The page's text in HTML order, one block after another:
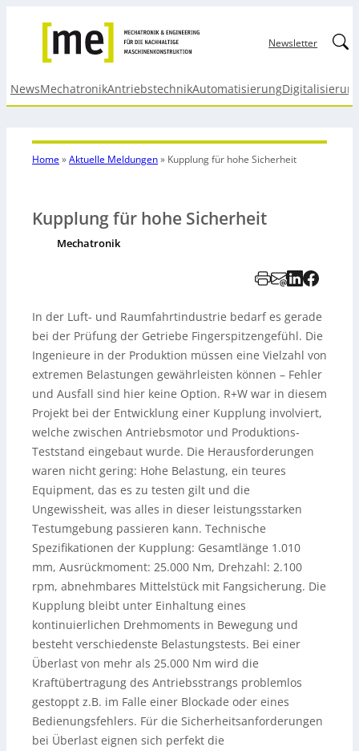
Newsletter
NewsMechatronikAntriebstechnikAutomatisierung
Home»Aktuelle Meldungen» Kupplung für hohe Sicherheit
Kupplung für hohe Sicherheit
Mechatronik
In der Luft- und Raumfahrtindustrie bedarf es gerade
bei der Prüfung der Getriebe Fingerspitzengefühl. Die
Ingenieure in der Produktion müssen eine Vielzahl von
extremen Belastungen gewährleisten können – Fehler
und Ausfall sind hier keine Option. R+W war in diesem
Projekt bei der Entwicklung einer Kupplung involviert,
welche zwischen Antriebsmotor und Produktions-
Teststand eingebaut wurde. Die Herausforderungen
waren nicht gering: Hohe Belastung, ein teures
Equipment, das es zu testen gilt und die
Ungewissheit, was alles in dieser leistungsstarken
Testumgebung passieren kann. Technische
Spezifikationen der Kupplung: Gesamtlänge 1.010
mm, Ausrückmoment: 25.000 Nm, Drehzahl: 2.100
rpm, abnehmbares Mittelstück mit Fangsicherung. Die
Kupplung bleibt unter Einhaltung eines
kontinuierlichen Drehmoments in Bewegung und
besteht verschiedenste Belastungstests. Bei einer
Überlast von mehr als 25.000 Nm wird die
Kraftübertragung des Antriebsstrangs problemlos
gestoppt z.B. im Falle einer Blockade oder eines
Bedienungsfehlers. Für die Sicherheitsanforderungen
bei Überlast eignen sich perfekt die